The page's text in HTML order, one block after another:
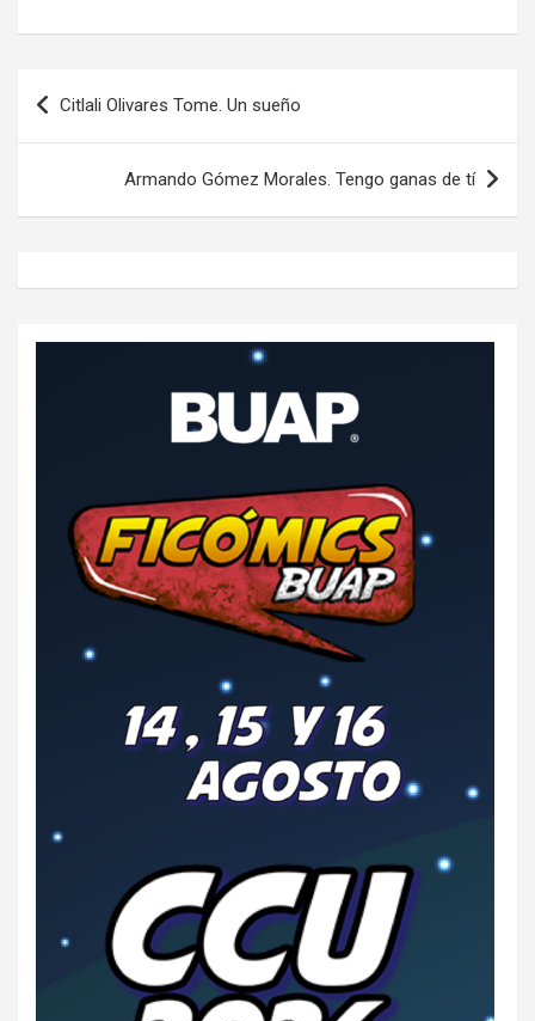
Navegación
de
entradas
Citlali Olivares Tome. Un sueño
Armando Gómez Morales. Tengo ganas de tí